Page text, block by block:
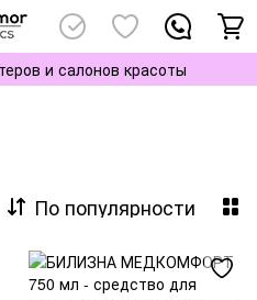
и салонов красоты
По популярности